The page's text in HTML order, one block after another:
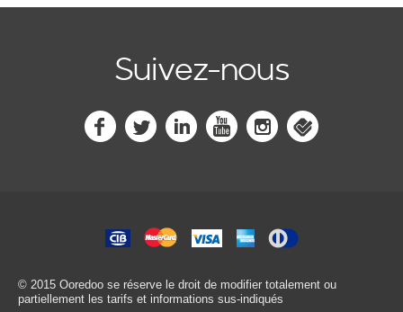
Suivez-nous
© 2015 Ooredoo se réserve le droit de modifier totalement ou
partiellement les tarifs et informations sus-indiqués